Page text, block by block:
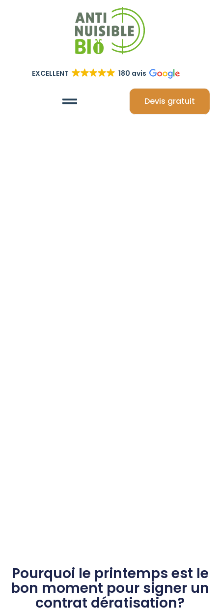
EXCELLENT 180 avis
Devis gratuit
Pourquoi le printemps est le
bon moment pour signer un
contrat dératisation?